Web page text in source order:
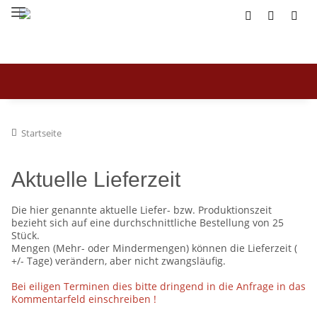
Startseite
Aktuelle Lieferzeit
Die hier genannte aktuelle Liefer- bzw. Produktionszeit
bezieht sich auf eine durchschnittliche Bestellung von 25
Stück.
Mengen (Mehr- oder Mindermengen) können die Lieferzeit (
+/- Tage) verändern, aber nicht zwangsläufig.
Bei eiligen Terminen dies bitte dringend in die Anfrage in das
Kommentarfeld einschreiben !